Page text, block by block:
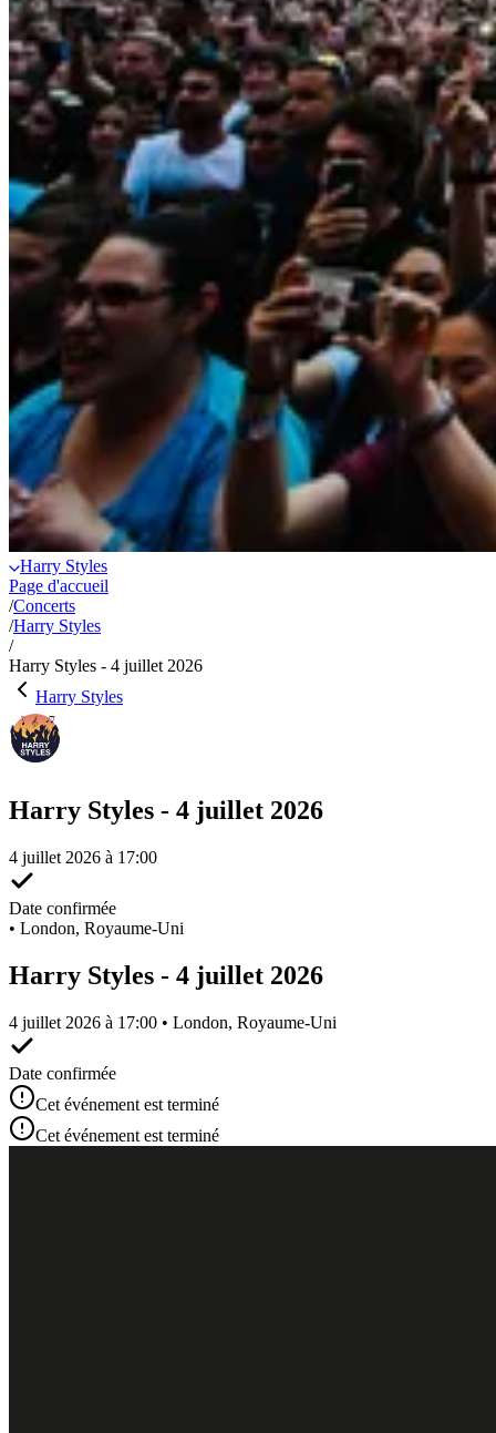
Harry Styles
Page d'accueil
/Concerts
/Harry Styles
/
Harry Styles - 4 juillet 2026
Harry Styles
Harry Styles - 4 juillet 2026
4 juillet 2026 à 17:00
Date confirmée
• London, Royaume-Uni
Harry Styles - 4 juillet 2026
4 juillet 2026 à 17:00 • London, Royaume-Uni
Date confirmée
Cet événement est terminé
Cet événement est terminé